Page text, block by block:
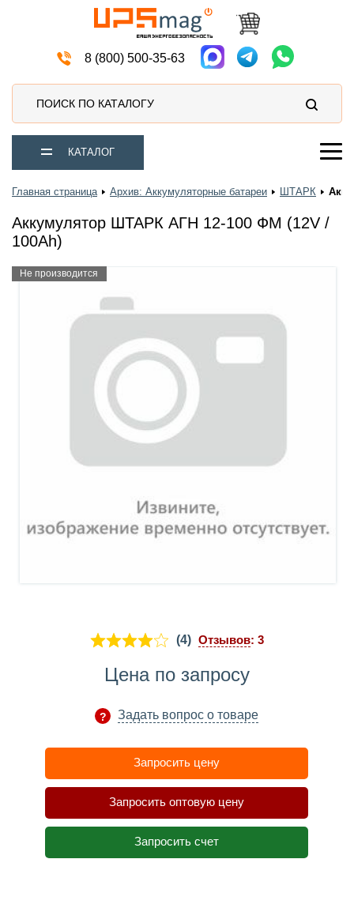
8 (800) 500-35-63
ПОИСК ПО КАТАЛОГУ
КАТАЛОГ
Главная страница Архив: Аккумуляторные батареи ШТАРК
Аккумулятор ШТАРК АГН 12-100 ФМ (12V /
100Ah)
Не производится
(4) Отзывов: 3
Цена по запросу
Задать вопрос о товаре
Запросить цену
Запросить оптовую цену
Запросить счет
Автомобильные аккумуляторы